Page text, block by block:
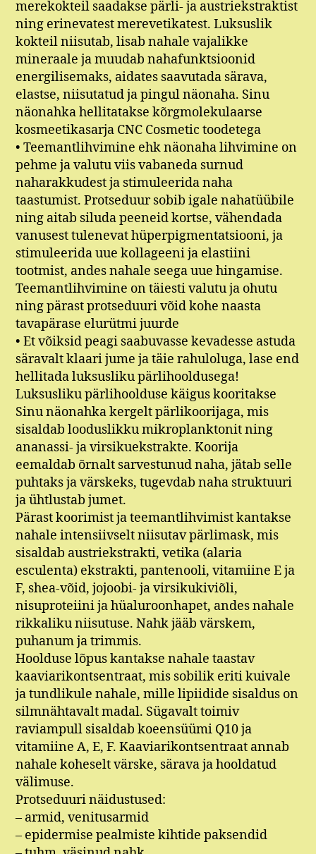
merekokteil saadakse pärli- ja austriekstraktist
ning erinevatest merevetikatest. Luksuslik
kokteil niisutab, lisab nahale vajalikke
mineraale ja muudab nahafunktsioonid
energilisemaks, aidates saavutada särava,
elastse, niisutatud ja pingul näonaha. Sinu
näonahka hellitatakse kõrgmolekulaarse
kosmeetikasarja CNC Cosmetic toodetega
• Teemantlihvimine ehk näonaha lihvimine on
pehme ja valutu viis vabaneda surnud
naharakkudest ja stimuleerida naha
taastumist. Protseduur sobib igale nahatüübile
ning aitab siluda peeneid kortse, vähendada
vanusest tulenevat hüperpigmentatsiooni, ja
stimuleerida uue kollageeni ja elastiini
tootmist, andes nahale seega uue hingamise.
Teemantlihvimine on täiesti valutu ja ohutu
ning pärast protseduuri võid kohe naasta
tavapärase elurütmi juurde
• Et võiksid peagi saabuvasse kevadesse astuda
säravalt klaari jume ja täie rahuloluga, lase end
hellitada luksusliku pärlihooldusega!
Luksusliku pärlihoolduse käigus kooritakse
Sinu näonahka kergelt pärlikoorijaga, mis
sisaldab looduslikku mikroplanktonit ning
ananassi- ja virsikuekstrakte. Koorija
eemaldab õrnalt sarvestunud naha, jätab selle
puhtaks ja värskeks, tugevdab naha struktuuri
ja ühtlustab jumet.
Pärast koorimist ja teemantlihvimist kantakse
nahale intensiivselt niisutav pärlimask, mis
sisaldab austriekstrakti, vetika (alaria
esculenta) ekstrakti, pantenooli, vitamiine E ja
F, shea-võid, jojoobi- ja virsikukiviõli,
nisuproteiini ja hüaluroonhapet, andes nahale
rikkaliku niisutuse. Nahk jääb värskem,
puhanum ja trimmis.
Hoolduse lõpus kantakse nahale taastav
kaaviarikontsentraat, mis sobilik eriti kuivale
ja tundlikule nahale, mille lipiidide sisaldus on
silmnähtavalt madal. Sügavalt toimiv
raviampull sisaldab koeensüümi Q10 ja
vitamiine A, E, F. Kaaviarikontsentraat annab
nahale koheselt värske, särava ja hooldatud
välimuse.
Protseduuri näidustused:
– armid, venitusarmid
– epidermise pealmiste kihtide paksendid